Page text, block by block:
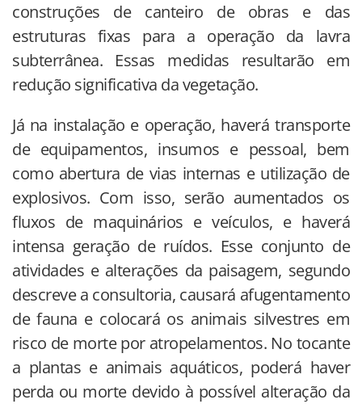
construções de canteiro de obras e das
estruturas fixas para a operação da lavra
subterrânea. Essas medidas resultarão em
redução significativa da vegetação.
Já na instalação e operação, haverá transporte
de equipamentos, insumos e pessoal, bem
como abertura de vias internas e utilização de
explosivos. Com isso, serão aumentados os
fluxos de maquinários e veículos, e haverá
intensa geração de ruídos. Esse conjunto de
atividades e alterações da paisagem, segundo
descreve a consultoria, causará afugentamento
de fauna e colocará os animais silvestres em
risco de morte por atropelamentos. No tocante
a plantas e animais aquáticos, poderá haver
perda ou morte devido à possível alteração da